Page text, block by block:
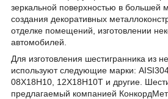
зеркальной поверхностью в большей
создания декоративных
отделке помещений, изготовлении
автомобилей.
Для изготовления шестигранника из
используют следующие марки:
08Х18Н10, 12Х18Н10Т и другие.
предлагаемый компанией